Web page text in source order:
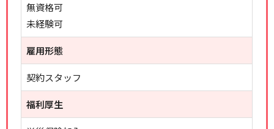
無資格可
未経験可
雇用形態
契約スタッフ
福利厚生